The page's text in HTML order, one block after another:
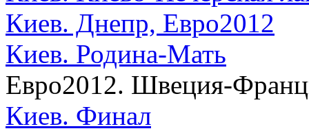
Киев. Днепр, Евро2012
Киев. Родина-Мать
Евро2012. Швеция-
Киев. Финал